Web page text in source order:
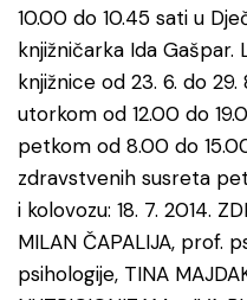
10.00 do 10.45 sati u
knjižničarka Ida
knjižnice od 23. 6. do
utorkom od 12.00 do
petkom od 8.00 do
zdravstvenih susreta
i kolovozu: 18. 7. 2014.
MILAN ČAPALIJA, prof.
psihologije, TINA